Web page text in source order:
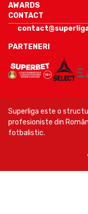
AWARDS
CONTACT
PARTENERI
Superliga este o
profesioniste din
fotbalistic.